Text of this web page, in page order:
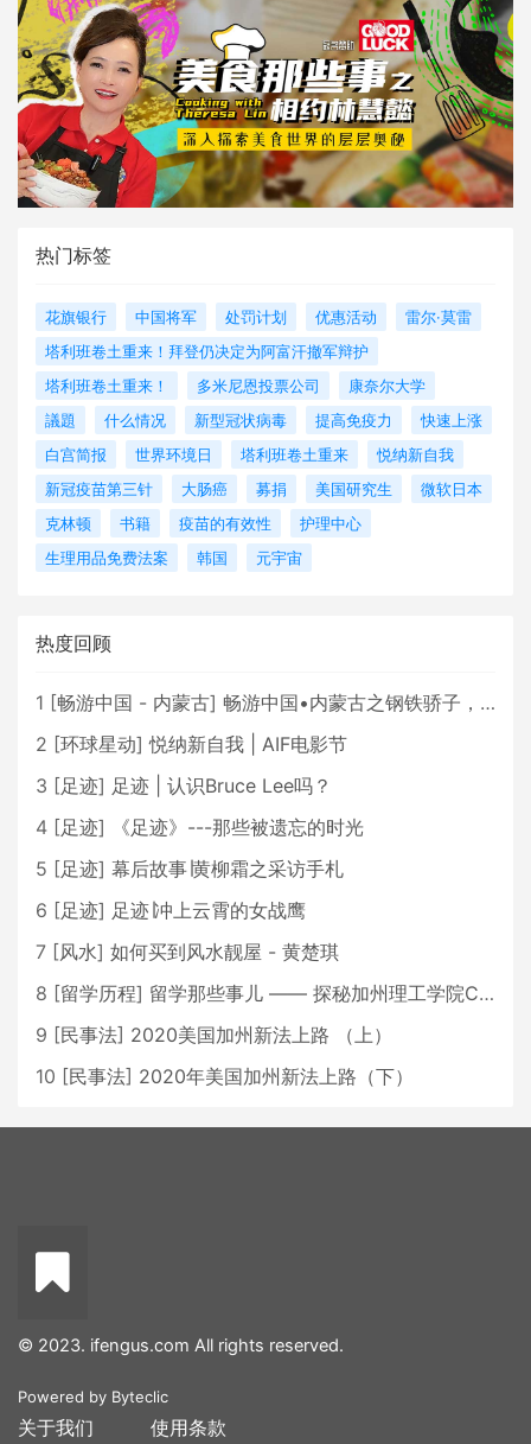
热门标签
花旗银行 中国将军 处罚计划 优惠活动
雷尔·莫雷
塔利班卷土重来！拜登仍决定为阿富汗撤军辩护
塔利班卷土重来！
多米尼恩投票公司
康奈尔大学
議題
什么情况 新型冠状病毒 提高免疫力
快速上涨
白宫简报
世界环境日 塔利班卷土重来
悦纳新自我
新冠疫苗第三针
大肠癌 募捐 美国研究生
微软日本
克林顿
书籍 疫苗的有效性
护理中心
生理用品免费法案
韩国 元宇宙
热度回顾
1 [畅游中国 - 内蒙古] 畅游中国•内蒙古之钢铁骄子，魅力包头
2 [环球星动] 悦纳新自我 | AIF电影节
3 [足迹] 足迹 | 认识Bruce Lee吗？
4 [足迹]
《足迹》---那些被遗忘的时光
5 [足迹] 幕后故事∣黄柳霜之采访手札
6 [足迹] 足迹∣冲上云霄的女战鹰
7 [风水] 如何买到风水靓屋 - 黄楚琪
8 [留学历程] 留学那些事儿 —— 探秘加州理工学院Caltech博士生活 [上集]
9 [民事法] 2020美国加州新法上路 （上）
10 [民事法] 2020年美国加州新法上路（下）
© 2023. ifengus.com All rights reserved.
Powered by Byteclic
关于我们 使用条款